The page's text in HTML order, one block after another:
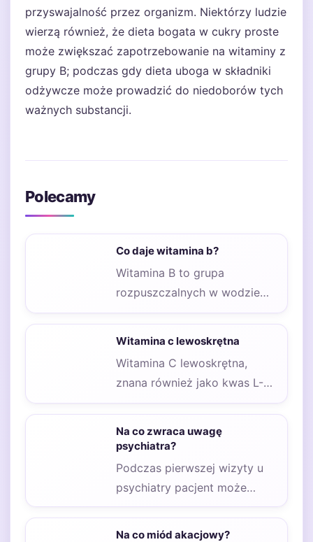
przyswajalność przez organizm. Niektórzy ludzie
wierzą również, że dieta bogata w cukry proste
może zwiększać zapotrzebowanie na witaminy z
grupy B; podczas gdy dieta uboga w składniki
odżywcze może prowadzić do niedoborów tych
ważnych substancji.
Polecamy
Co daje witamina b?
Witamina B to grupa
rozpuszczalnych w wodzie
witamin, które odgrywają
Witamina c lewoskrętna
Witamina C lewoskrętna,
znana również jako kwas L-
askorbinowy, jest jedną z
naszego…
Na co zwraca uwagę
psychiatra?
Podczas pierwszej wizyty u
psychiatry pacjent może
odczuwać różnorodne
emocje, takie jak niepokój,
Na co miód akacjowy?